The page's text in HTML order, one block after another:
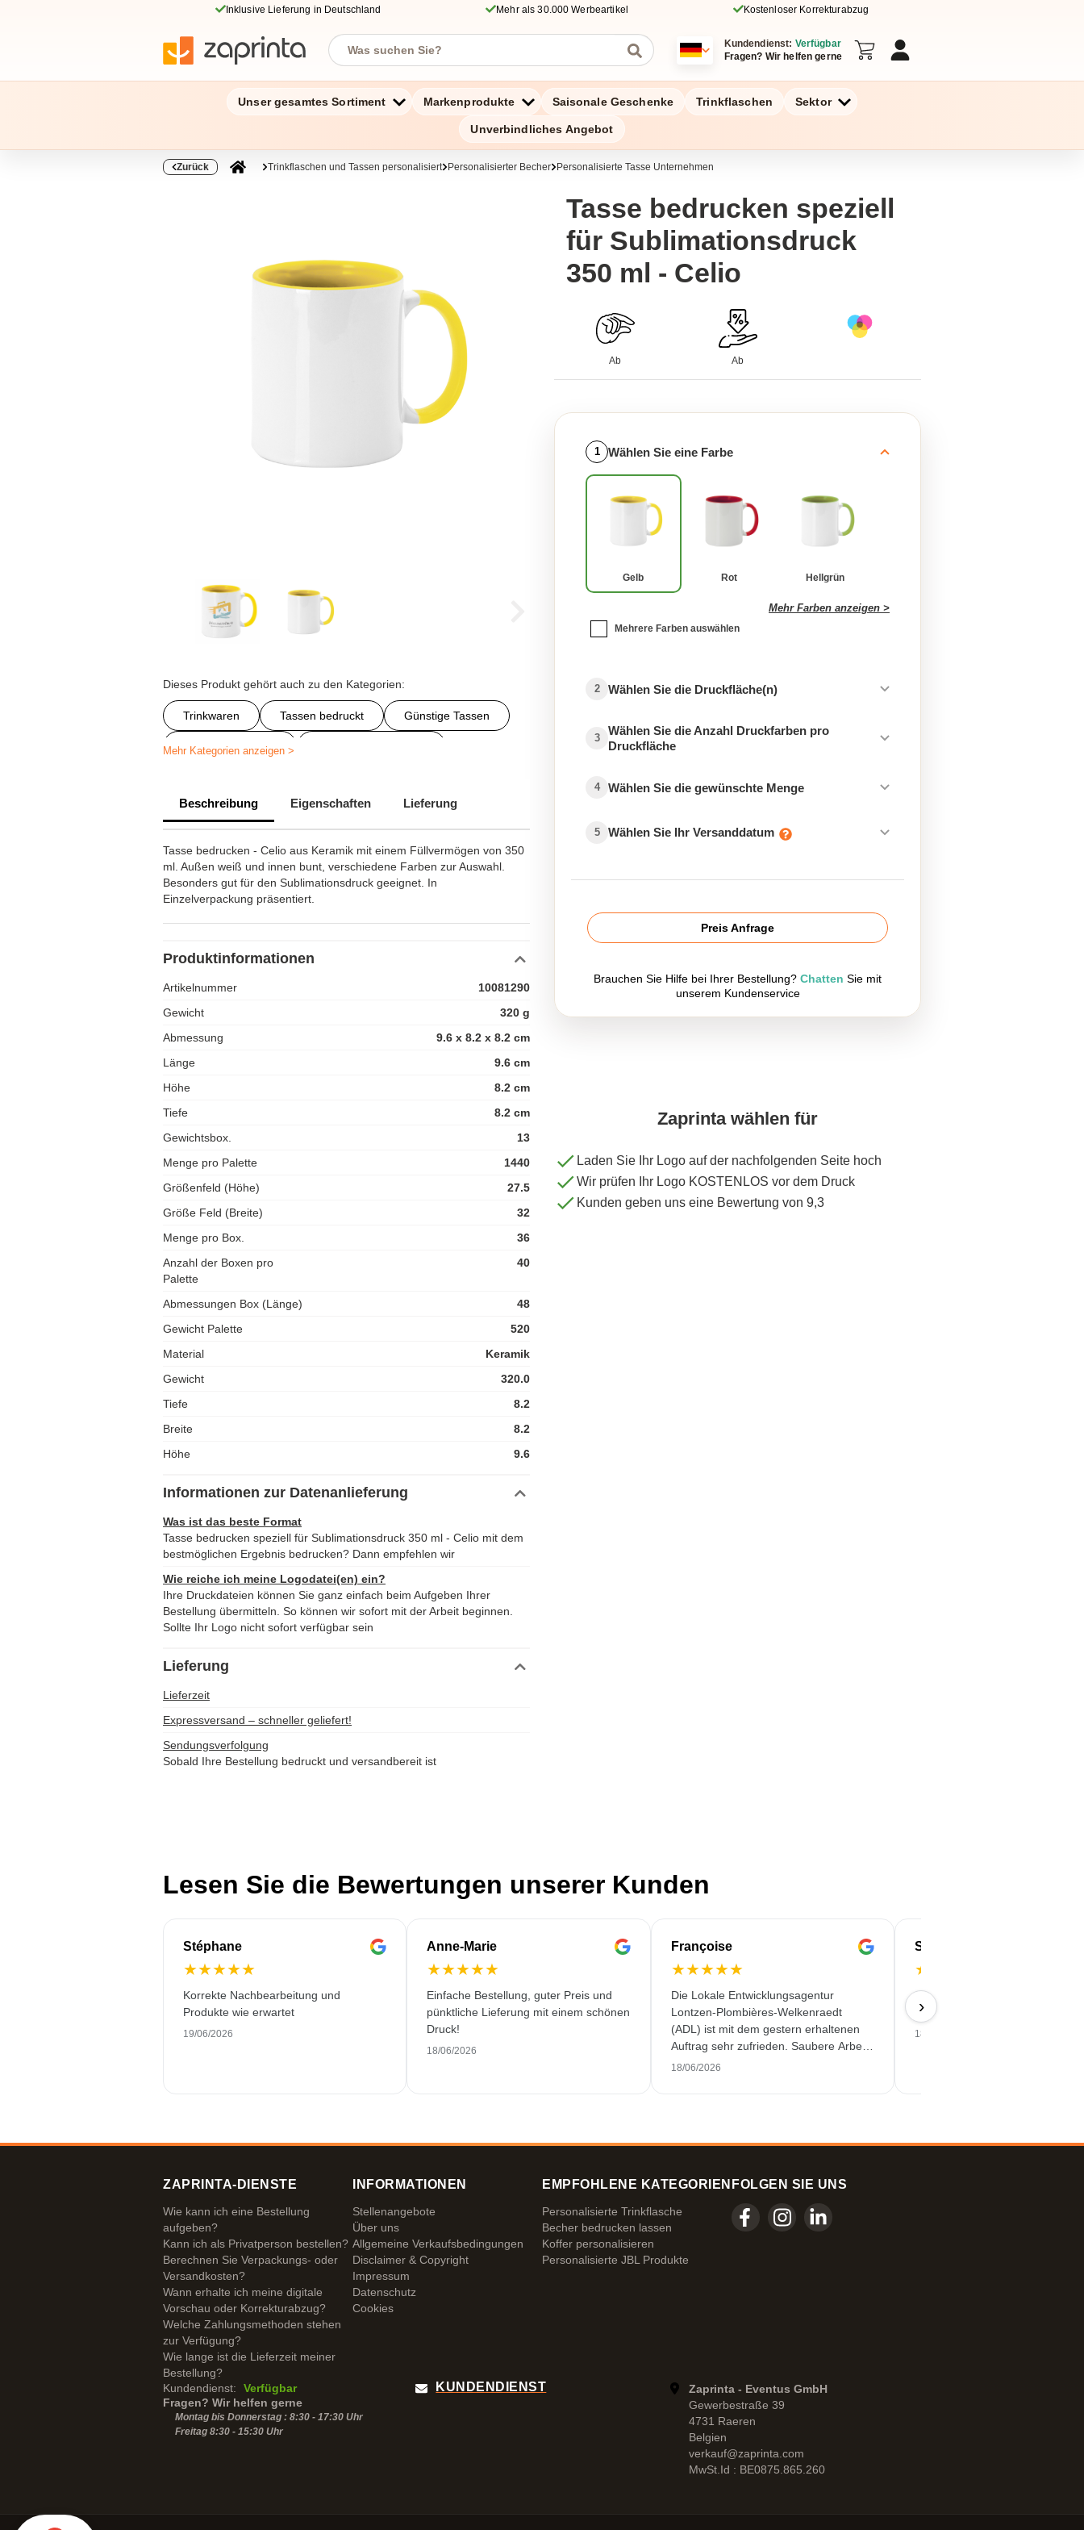
Inklusive Lieferung in Deutschland Mehr als 30.000 Werbeartikel Kostenloser Korrekturabzug
Kundendienst: Verfügbar
Fragen? Wir helfen gerne
Unser gesamtes Sortiment Markenprodukte Saisonale Geschenke Trinkflaschen Sektor
Unverbindliches Angebot
Zurück Trinkflaschen und Tassen personalisiert Personalisierter Becher Personalisierte Tasse Unternehmen
Dieses Produkt gehört auch zu den Kategorien:
Trinkwaren Tassen bedruckt Günstige Tassen
Tassen bedrucken
Tasse mit Logo Werbeartikel Tasse
Tasse bedrucken Text Personalisierte Tasse Name
Personalisierte Tasse Unternehmen
Mehr Kategorien anzeigen >
Beschreibung Eigenschaften Lieferung
Tasse bedrucken - Celio aus Keramik mit einem Füllvermögen von 350
ml. Außen weiß und innen bunt, verschiedene Farben zur Auswahl.
Besonders gut für den Sublimationsdruck geeignet. In
Einzelverpackung präsentiert.
Produktinformationen
Artikelnummer
10081290
Gewicht
320 g
Abmessung
9.6 x 8.2 x 8.2 cm
Länge
9.6 cm
Höhe
8.2 cm
Tiefe
8.2 cm
Gewichtsbox.
13
Menge pro Palette
1440
Größenfeld (Höhe)
27.5
Größe Feld (Breite)
32
Menge pro Box.
36
Anzahl der Boxen pro
Palette
40
Abmessungen Box (Länge)
48
Gewicht Palette
520
Material
Keramik
Gewicht
320.0
Tiefe
8.2
Breite
8.2
Höhe
9.6
Informationen zur Datenanlieferung
Was ist das beste Format
Tasse bedrucken speziell für Sublimationsdruck 350 ml - Celio mit dem
bestmöglichen Ergebnis bedrucken? Dann empfehlen wir
Wie reiche ich meine Logodatei(en) ein?
Ihre Druckdateien können Sie ganz einfach beim Aufgeben Ihrer
Bestellung übermitteln. So können wir sofort mit der Arbeit beginnen.
Sollte Ihr Logo nicht sofort verfügbar sein
Lieferung
Lieferzeit
Expressversand – schneller geliefert!
Sendungsverfolgung
Sobald Ihre Bestellung bedruckt und versandbereit ist
Tasse bedrucken speziell
für Sublimationsdruck
350 ml - Celio
Ab Ab
1 Wählen Sie eine Farbe
Gelb Rot Hellgrün
Mehr Farben anzeigen >
Mehrere Farben auswählen
2 Wählen Sie die Druckfläche(n)
3
Wählen Sie die Anzahl Druckfarben pro
Druckfläche
4 Wählen Sie die gewünschte Menge
5 Wählen Sie Ihr Versanddatum
Preis Anfrage
Brauchen Sie Hilfe bei Ihrer Bestellung? Chatten Sie mit
unserem Kundenservice
Zaprinta wählen für
Laden Sie Ihr Logo auf der nachfolgenden Seite hoch
Wir prüfen Ihr Logo KOSTENLOS vor dem Druck
Kunden geben uns eine Bewertung von 9,3
Lesen Sie die Bewertungen unserer Kunden
Stéphane
★★★★★
Korrekte Nachbearbeitung und
Produkte wie erwartet
19/06/2026
Anne-Marie
★★★★★
Einfache Bestellung, guter Preis und
pünktliche Lieferung mit einem schönen
Druck!
18/06/2026
Françoise
★★★★★
Die Lokale Entwicklungsagentur
Lontzen-Plombières-Welkenraedt
(ADL) ist mit dem gestern erhaltenen
Auftrag sehr zufrieden. Saubere Arbeit
und erstklassiger Service!
18/06/2026
Serife
★
Schnell & Zuverlässig &
Qualität erhalten
18/06/2026
›
ZAPRINTA-DIENSTE
Wie kann ich eine Bestellung
aufgeben?
Kann ich als Privatperson bestellen?
Berechnen Sie Verpackungs- oder
Versandkosten?
Wann erhalte ich meine digitale
Vorschau oder Korrekturabzug?
Welche Zahlungsmethoden stehen
zur Verfügung?
Wie lange ist die Lieferzeit meiner
Bestellung?
INFORMATIONEN
Stellenangebote
Über uns
Allgemeine Verkaufsbedingungen
Disclaimer & Copyright
Impressum
Datenschutz
Cookies
EMPFOHLENE KATEGORIEN
Personalisierte Trinkflasche
Becher bedrucken lassen
Koffer personalisieren
Personalisierte JBL Produkte
FOLGEN SIE UNS
Kundendienst:
Verfügbar
Fragen? Wir helfen gerne
Montag bis Donnerstag : 8:30 - 17:30 Uhr
Freitag 8:30 - 15:30 Uhr
KUNDENDIENST
Zaprinta - Eventus GmbH
Gewerbestraße 39
4731 Raeren
Belgien
verkauf@zaprinta.com
MwSt.Id : BE0875.865.260